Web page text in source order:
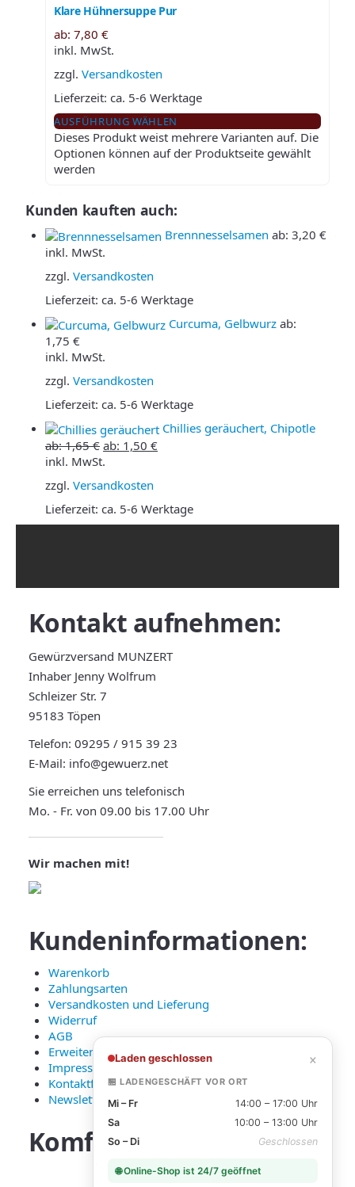
Klare Hühnersuppe Pur
ab: 7,80 €
inkl. MwSt.
zzgl. Versandkosten
Lieferzeit: ca. 5-6 Werktage
AUSFÜHRUNG WÄHLEN
Dieses Produkt weist mehrere Varianten auf. Die
Optionen können auf der Produktseite gewählt
werden
Kunden kauften auch:
Brennnesselsamen ab: 3,20 €
inkl. MwSt.
zzgl. Versandkosten
Lieferzeit: ca. 5-6 Werktage
Curcuma, Gelbwurz ab:
1,75 €
inkl. MwSt.
zzgl. Versandkosten
Lieferzeit: ca. 5-6 Werktage
Chillies geräuchert, Chipotle
ab:1,65€ ab: 1,50 €
inkl. MwSt.
zzgl. Versandkosten
Lieferzeit: ca. 5-6 Werktage
Kontakt aufnehmen:
Gewürzversand MUNZERT
Inhaber Jenny Wolfrum
Schleizer Str. 7
95183 Töpen
Telefon: 09295 / 915 39 23
E-Mail: info@gewuerz.net
Sie erreichen uns telefonisch
Mo. - Fr. von 09.00 bis 17.00 Uhr
Wir machen mit!
Kundeninformationen:
Warenkorb
Zahlungsarten
Versandkosten und Lieferung
Widerruf
AGB
Erweiterte Datenschutzerklärung
Impressum
Kontaktformular
Newsletter Anmeldung
Komfortable Zahlarten:
Laden geschlossen ×
🏪 LADENGESCHÄFT VOR ORT
Mi – Fr
14:00 – 17:00 Uhr
Sa
10:00 – 13:00 Uhr
So – Di
Geschlossen
🌐 Online-Shop ist 24/7 geöffnet